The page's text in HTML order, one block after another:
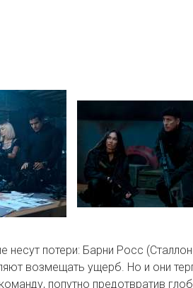
потери: Барни Росс
возмещать ущерб. Но и они
попутно предотвратив